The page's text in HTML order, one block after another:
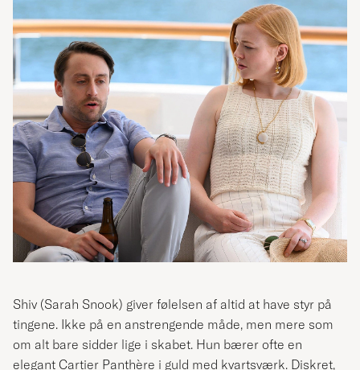
Shiv (Sarah Snook) giver følelsen af altid at have styr på
tingene. Ikke på en anstrengende måde, men mere som
om alt bare sidder lige i skabet. Hun bærer ofte en
elegant Cartier Panthère i guld med kvartsværk. Diskret,